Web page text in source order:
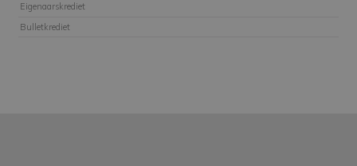
Eigenaarskrediet
Bulletkrediet